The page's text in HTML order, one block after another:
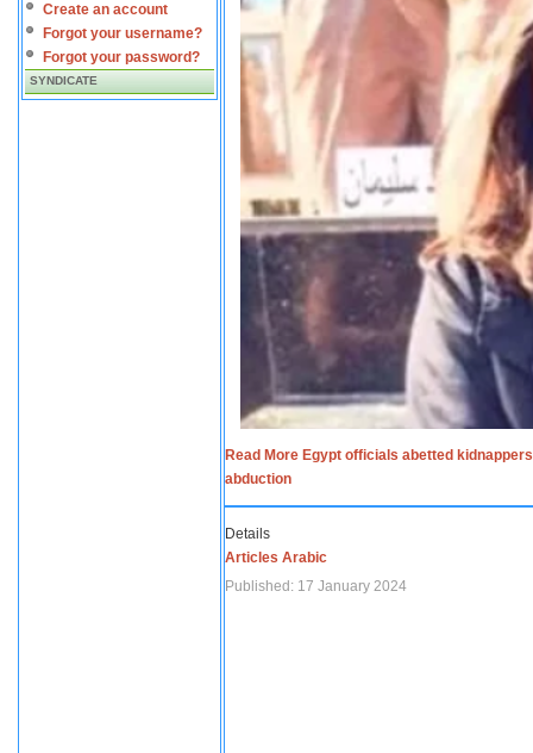
Create an account
Forgot your username?
Forgot your password?
SYNDICATE
Read More Egypt officials abetted
abduction
Details
Articles Arabic
Published: 17 January 2024